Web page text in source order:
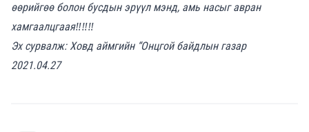
өөрийгөө болон бусдын эрүүл мэнд, амь насыг авран
хамгаалцгаая‼️‼️‼️
Эх сурвалж: Ховд аймгийн “Онцгой байдлын газар
2021.04.27